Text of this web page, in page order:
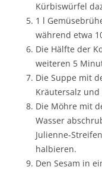
Kürbiswürfel
1 l
während etwa
Die Hälfte der
weiteren 5
Die Suppe mit
Kräutersalz
Die Möhre mit
Wasser
Julienne-
halbieren.
Den Sesam in